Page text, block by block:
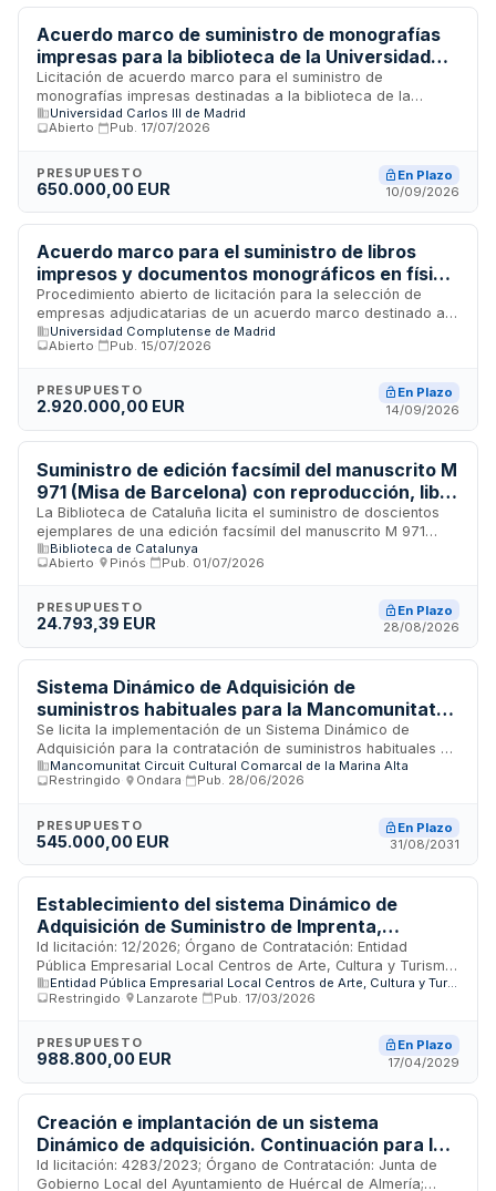
para la correcta ejecución del contrato, incluyendo costes
laborales, transporte, embalaje y entrega en dependencias
municipales.
Acuerdo marco de suministro de monografías
impresas para la biblioteca de la Universidad
Carlos III de Madrid
Licitación de acuerdo marco para el suministro de
monografías impresas destinadas a la biblioteca de la
Universidad Carlos III de Madrid. El contrato se adjudicará
mediante procedimiento abierto y establece importes
licitadores podrán optar a uno o varios lotes según lo
dispuesto en los pliegos de condiciones administrativas y
técnicas particulares.
Universidad Carlos III de Madrid
Abierto
Pub. 17/07/2026
PRESUPUESTO
650.000,00 EUR
En Plazo
10/09/2026
Acuerdo marco para el suministro de libros
impresos y documentos monográficos en físico
para las bibliotecas de la Universidad
Complutense de Madrid
Procedimiento abierto de licitación para la selección de
empresas adjudicatarias de un acuerdo marco destinado al
suministro de libros impresos y otros documentos
monográficos en soporte físico para las bibliotecas de la
estructura en cuatro lotes temáticos según el área de
conocimiento y la procedencia geográfica de las
basados en el acuerdo marco durante los años 2027 y 2028,
regulados conforme a los artículos de la Ley de Contratos
del Sector Público.
Universidad Complutense de Madrid
Abierto
Pub. 15/07/2026
PRESUPUESTO
2.920.000,00 EUR
En Plazo
14/09/2026
Suministro de edición facsímil del manuscrito M
971 (Misa de Barcelona) con reproducción, libro
de estudios y estuche - Biblioteca de Cataluña
La Biblioteca de Cataluña licita el suministro de doscientos
ejemplares de una edición facsímil del manuscrito M 971
(Missa de Barcelona), que incluye la reproducción de los
manuscritos M 971, M 971b y M 971c, la impresión de un libro
de presentación. El procedimiento es abierto y dirigido a
empresas especializadas en reproducción, impresión y
Biblioteca de Catalunya
Abierto
Pinós Pub. 01/07/2026
PRESUPUESTO
24.793,39 EUR
En Plazo
28/08/2026
Sistema Dinámico de Adquisición de
suministros habituales para la Mancomunitat
Comarcal Marina Alta
Se licita la implementación de un Sistema Dinámico de
Adquisición para la contratación de suministros habituales de
la Mancomunitat Comarcal Marina Alta, entidad
supramunicipal con sede en Ondara. El sistema abarca diez
material de oficina, equipos informáticos, equipos de sonido,
material deportivo, mobiliario, electrodomésticos y alquiler
de equipos para eventos— destinados a atender las
necesidades cotidianas de los distintos departamentos y
áreas de la Mancomunidad. El procedimiento, íntegramente
electrónico y abierto durante toda su vigencia, permite
adherirse en cualquier momento a cualquier empresa
interesada que acredite los requisitos de solvencia
establecidos, facilitando así la concurrencia, la
transparencia y la racionalización del gasto público.
Mancomunitat Circuit Cultural Comarcal de la Marina Alta
Restringido
Ondara Pub. 28/06/2026
PRESUPUESTO
545.000,00 EUR
En Plazo
31/08/2031
Establecimiento del sistema Dinámico de
Adquisición de Suministro de Imprenta,
vinilado, señaletica, consumibles y materiales
promociones de la EPEL-CACT
Id licitación: 12/2026; Órgano de Contratación: Entidad
Pública Empresarial Local Centros de Arte, Cultura y Turismo
de Lanzarote; Importe: 618000 EUR; Estado: PUB
Entidad Pública Empresarial Local Centros de Arte, Cultura y Turismo de Lanzarote
Restringido
Lanzarote Pub. 17/03/2026
PRESUPUESTO
988.800,00 EUR
En Plazo
17/04/2029
Creación e implantación de un sistema
Dinámico de adquisición. Continuación para la
presentación de solicitudes de adhesión.
Id licitación: 4283/2023; Órgano de Contratación: Junta de
Gobierno Local del Ayuntamiento de Huércal de Almería;